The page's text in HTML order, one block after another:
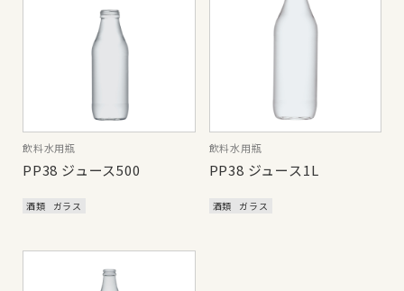
飲料水用瓶
PP38 ジュース500
酒類 ガラス
飲料水用瓶
PP38 ジュース1L
酒類 ガラス